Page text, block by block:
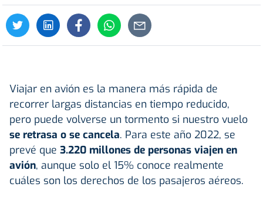
Viajar en avión es la manera más rápida de
recorrer largas distancias en tiempo reducido,
pero puede volverse un tormento si nuestro vuelo
se retrasa o se cancela. Para este año 2022, se
prevé que 3.220 millones de personas viajen en
avión, aunque solo el 15% conoce realmente
cuáles son los derechos de los pasajeros aéreos.